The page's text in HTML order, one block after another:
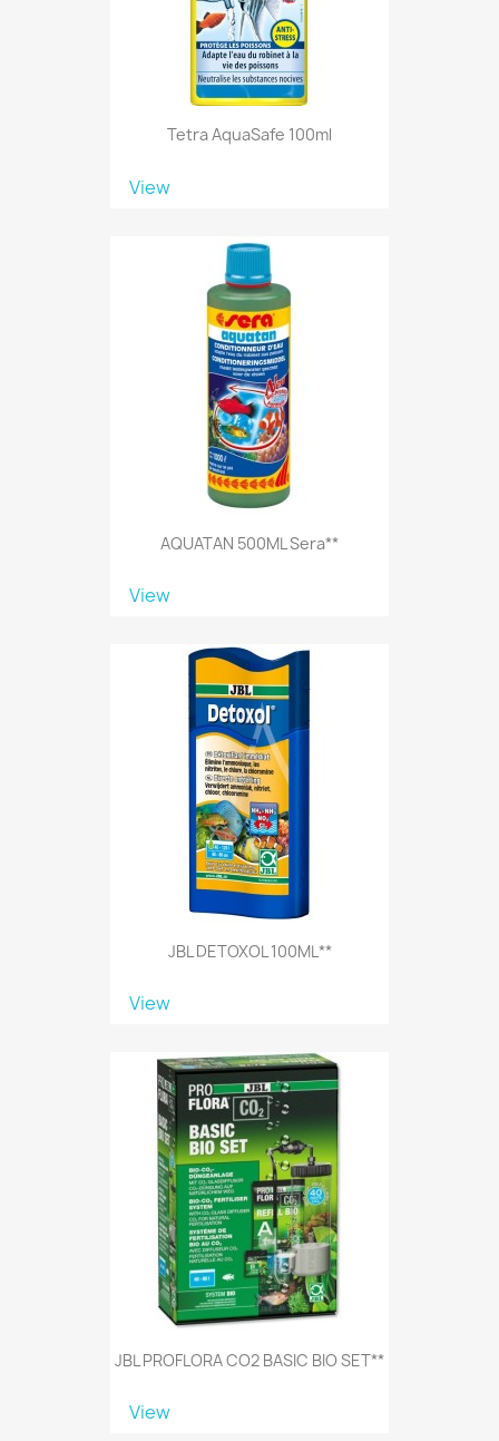
Tetra AquaSafe 100ml
View
AQUATAN 500ML Sera**
View
JBL DETOXOL 100ML**
View
JBL PROFLORA CO2 BASIC BIO SET**
View